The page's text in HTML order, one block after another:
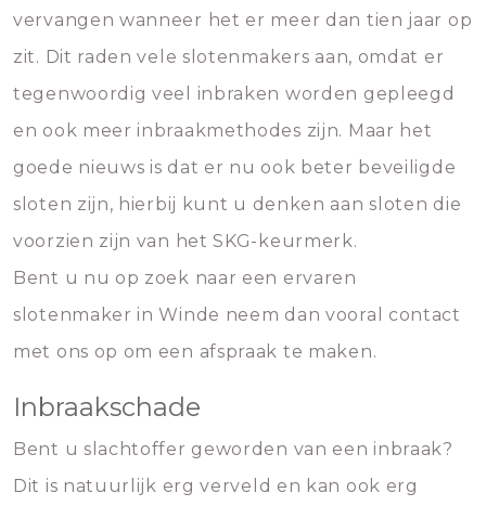
vervangen wanneer het er meer dan tien jaar op
zit. Dit raden vele slotenmakers aan, omdat er
tegenwoordig veel inbraken worden gepleegd
en ook meer inbraakmethodes zijn. Maar het
goede nieuws is dat er nu ook beter beveiligde
sloten zijn, hierbij kunt u denken aan sloten die
voorzien zijn van het SKG-keurmerk.
Bent u nu op zoek naar een ervaren
slotenmaker in Winde neem dan vooral contact
met ons op om een afspraak te maken.
Inbraakschade
Bent u slachtoffer geworden van een inbraak?
Dit is natuurlijk erg verveld en kan ook erg